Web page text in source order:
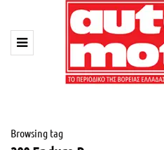
Browsing tag